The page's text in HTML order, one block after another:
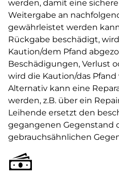
werden, damit eine
Weitergabe an
gewährleistet werden
Rückgabe beschädigt,
Kaution/dem Pfand
Beschädigungen, Verlust
wird die Kaution/das
Alternativ kann eine
werden, z.B. über ein
Leihende ersetzt den
gegangenen Gegenstand
gebrauchsähnlichen